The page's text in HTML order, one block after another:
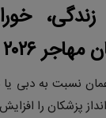
زندگی،
مهاجر۲۰۲۶
نسبت به دبی
پزشکان را